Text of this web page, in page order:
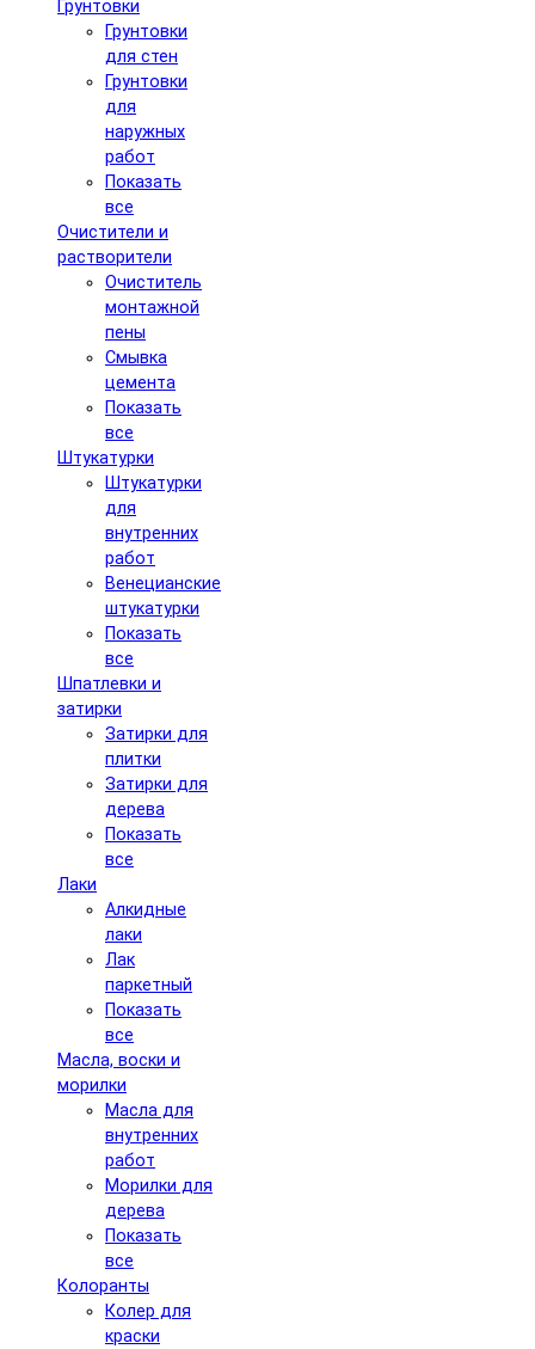
Грунтовки
Грунтовки
для стен
Грунтовки
для
наружных
работ
Показать
все
Очистители и
растворители
Очиститель
монтажной
пены
Смывка
цемента
Показать
все
Штукатурки
Штукатурки
для
внутренних
работ
Венецианские
штукатурки
Показать
все
Шпатлевки и
затирки
Затирки для
плитки
Затирки для
дерева
Показать
все
Лаки
Алкидные
лаки
Лак
паркетный
Показать
все
Масла, воски и
морилки
Масла для
внутренних
работ
Морилки для
дерева
Показать
все
Колоранты
Колер для
краски